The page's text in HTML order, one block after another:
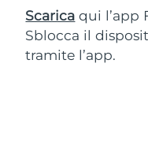
Scarica qui l’app
Sblocca il
tramite l’app.